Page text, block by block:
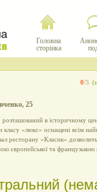
Головна
сторінка
0/5
25
в історичному
класу «люкс» оснащені всім
ресторану «Класик»
європейської та французькою